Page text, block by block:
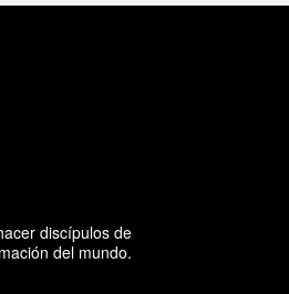
discípulos de
del mundo.